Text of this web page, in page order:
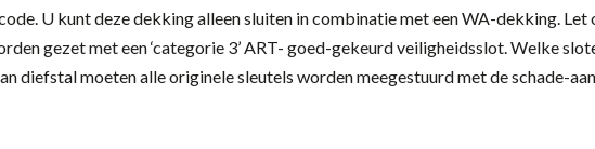
U kunt deze dekking alleen sluiten in combinatie met een WA-dekking.
gezet met een ‘categorie 3’ ART- goed-gekeurd veiligheidsslot. Welke
diefstal moeten alle originele sleutels worden meegestuurd met de schade-